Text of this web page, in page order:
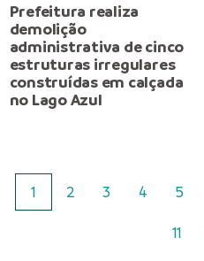
Prefeitura realiza
demolição
administrativa de cinco
estruturas irregulares
construídas em calçada
no Lago Azul
1 2 3 4 5
11